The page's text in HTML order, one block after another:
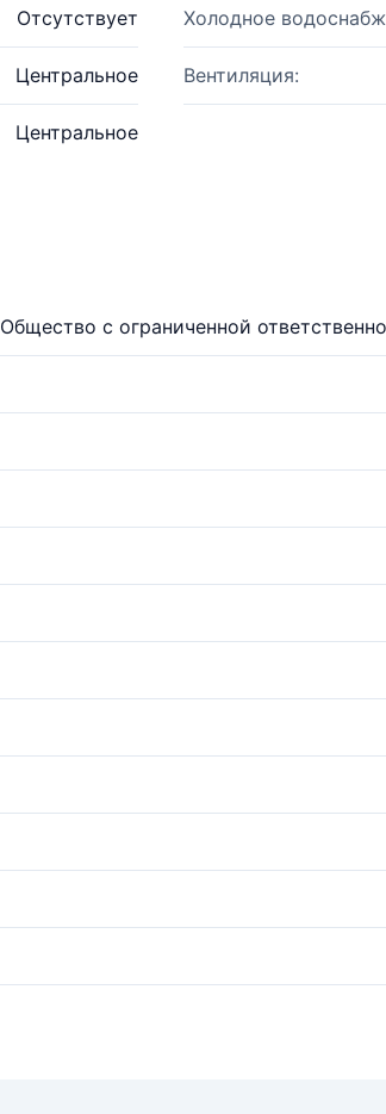
Отсутствует Холодное
Центральное Вентиляция:
Центральное
Общество с ограниченной